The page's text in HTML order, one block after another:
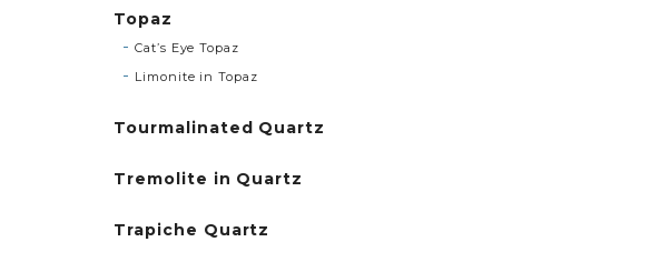
Topaz
Cat’s Eye Topaz
Limonite in Topaz
Tourmalinated Quartz
Tremolite in Quartz
Trapiche Quartz